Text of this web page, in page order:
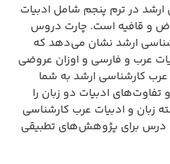
ارشد در ترم پنجم شامل ادبیات
و قافیه است. چارت دروس
ارشد نشان می‌دهد که
عرب و فارسی و اوزان عروضی
کارشناسی ارشد به شما
ادبیات دو زبان را
زبان و ادبیات عرب کارشناسی
درس برای پژوهش‌های تطبیقی